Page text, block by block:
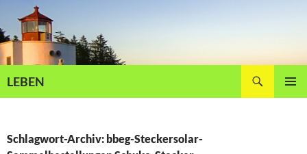
Inhalt
springen
LEBEN
Schlagwort-Archiv: bbeg-Steckersolar-